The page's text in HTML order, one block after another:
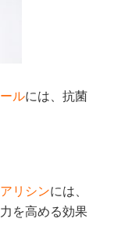
ルには、抗菌
アリシンには、
を高める効果